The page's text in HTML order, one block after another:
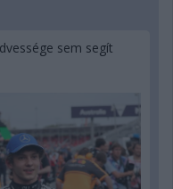
sem segít